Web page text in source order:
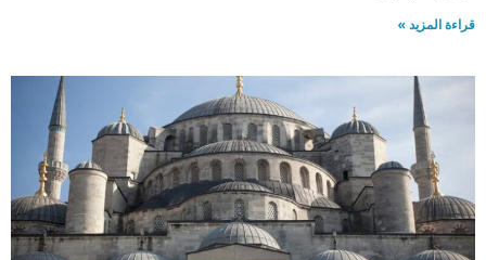
قراءة المزيد »